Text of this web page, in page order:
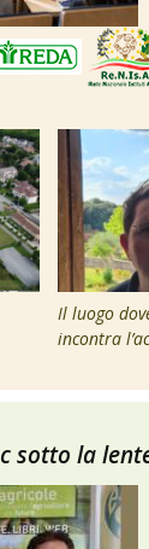
Il luogo
incontra
sotto la